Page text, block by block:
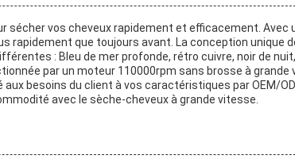
sécher vos cheveux rapidement et efficacement. Avec
rapidement que toujours avant. La conception unique
: Bleu de mer profonde, rétro cuivre, noir de nuit,
par un moteur 110000rpm sans brosse à grande
besoins du client à vos caractéristiques par OEM/
avec le sèche-cheveux à grande vitesse.